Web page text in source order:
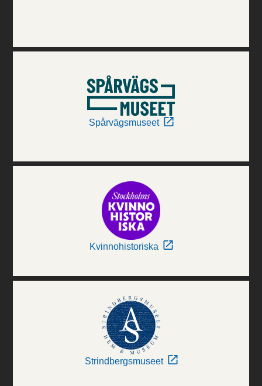
Spårvägsmuseet
Kvinnohistoriska
Strindbergsmuseet